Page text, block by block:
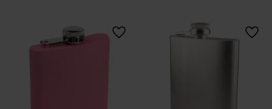
Lägg till i favoriter